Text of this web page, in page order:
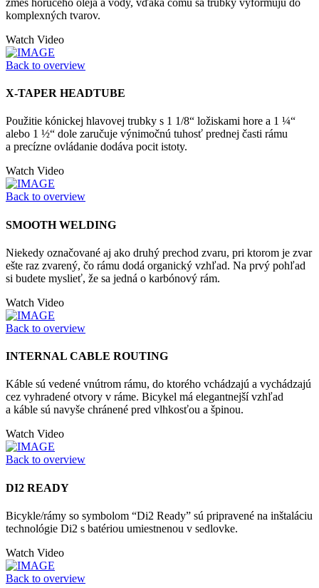
komplexných tvarov.
Watch Video
Back to overview
X-TAPER HEADTUBE
Použitie kónickej hlavovej trubky s 1 1/8“ ložiskami hore a 1 ¼“
alebo 1 ½“ dole zaručuje výnimočnú tuhosť prednej časti rámu
a precízne ovládanie dodáva pocit istoty.
Watch Video
Back to overview
SMOOTH WELDING
Niekedy označované aj ako druhý prechod zvaru, pri ktorom je zvar
ešte raz zvarený, čo rámu dodá organický vzhľad. Na prvý pohľad
si budete myslieť, že sa jedná o karbónový rám.
Watch Video
Back to overview
INTERNAL CABLE ROUTING
Káble sú vedené vnútrom rámu, do ktorého vchádzajú a vychádzajú
cez vyhradené otvory v ráme. Bicykel má elegantnejší vzhľad
a káble sú navyše chránené pred vlhkosťou a špinou.
Watch Video
Back to overview
DI2 READY
Bicykle/rámy so symbolom “Di2 Ready” sú pripravené na inštaláciu
technológie Di2 s batériou umiestnenou v sedlovke.
Watch Video
Back to overview